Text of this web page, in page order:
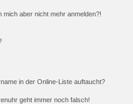
aber nicht mehr anmelden?!
in der Online-Liste auftaucht?
geht immer noch falsch!